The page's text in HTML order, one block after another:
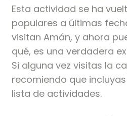
Esta actividad se ha
populares a últimas
visitan Amán, y ahora
qué, es una verdadera
Si alguna vez visitas la
recomiendo que
lista de actividades.